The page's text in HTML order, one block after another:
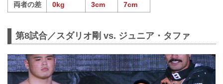
両者の差
0kg 3cm 7cm
第8試合／スダリオ剛 vs. ジュニア・タファ